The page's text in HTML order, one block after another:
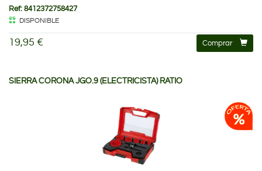
Ref: 8412372758427
DISPONIBLE
19,95 € Comprar
SIERRA CORONA JGO.9 (ELECTRICISTA) RATIO